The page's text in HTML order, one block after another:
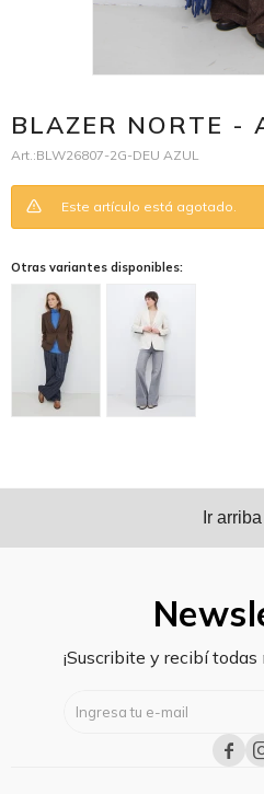
BLAZER NORTE -
BLW26807-2G-DEU AZUL
Este artículo está agotado.
Otras variantes disponibles:
Ir arriba
¡Suscribite y recibí
